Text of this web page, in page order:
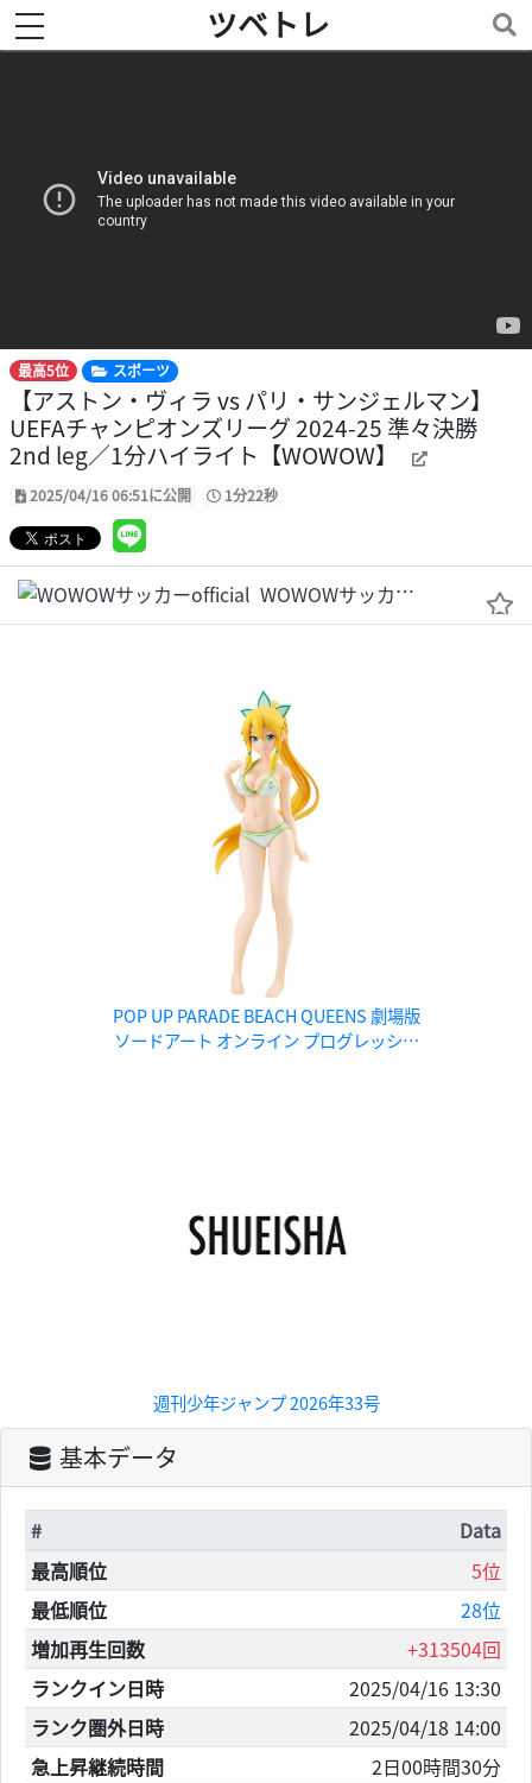
toggle navigation ツベトレ
最高5位 スポーツ
【アストン・ヴィラ vs パリ・サンジェルマン】
UEFAチャンピオンズリーグ 2024-25 準々決勝
2nd leg／1分ハイライト【WOWOW】
2025/04/16 06:51に公開 1分22秒
WOWOWサッカーofficial
POP UP PARADE BEACH QUEENS 劇場版
ソードアート オンライン プログレッシブ
週刊少年ジャンプ 2026年33号
基本データ
#
Data
最高順位
5位
最低順位
28位
増加再生回数
+313504回
ランクイン日時
2025/04/16 13:30
ランク圏外日時
2025/04/18 14:00
急上昇継続時間
2日00時間30分